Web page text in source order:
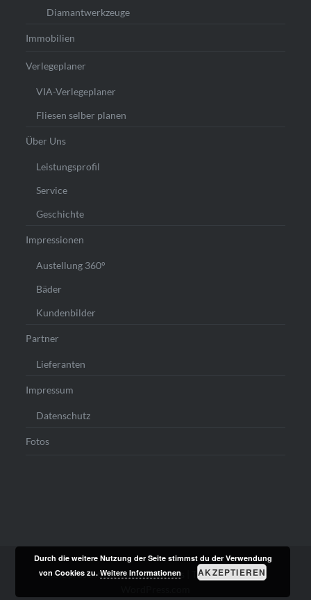
Diamantwerkzeuge
Immobilien
Verlegeplaner
VIA-Verlegeplaner
Fliesen selber planen
Über Uns
Leistungsprofil
Service
Geschichte
Impressionen
Austellung 360°
Bäder
Kundenbilder
Partner
Lieferanten
Impressum
Datenschutz
Fotos
Stolz präsentiert von WordPress
Theme: Dyad von
Durch die weitere Nutzung der Seite stimmst du der Verwendung
von Cookies zu.Weitere Informationen AKZEPTIEREN